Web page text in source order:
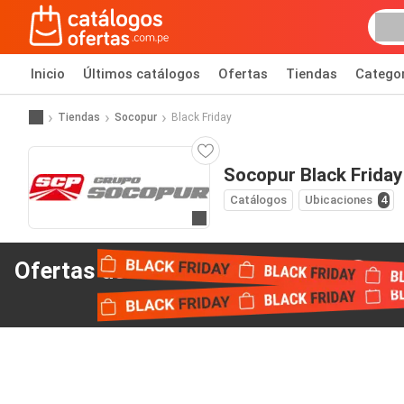
Inicio Últimos catálogos Ofertas Tiendas
Tiendas Socopur Black Friday
Socopur Black Friday
Catálogos Ubicaciones 4
Ofertas del Black Fridayde Socopur